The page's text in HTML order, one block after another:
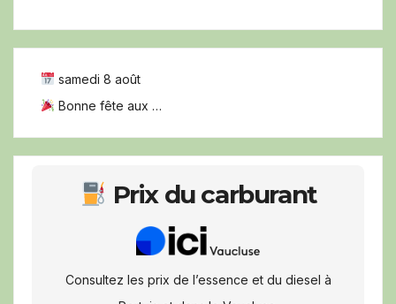
samedi 8 août
Bonne fête aux …
Prix du carburant
Consultez les prix de l’essence et du diesel à